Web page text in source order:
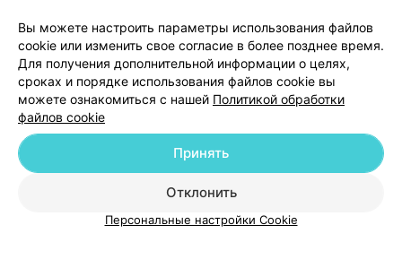
Добавить специалиста
О проекте Новости проекта
Размещение рекламы
Медицинский маркетинг
Публичный договор
Пользовательское соглашение
Способы оплаты
Вы можете настроить параметры использования файлов
cookie или изменить свое согласие в более позднее время.
Для получения дополнительной информации о целях,
сроках и порядке использования файлов cookie вы
можете ознакомиться с нашей Политикой обработки
файлов cookie
Отклонить
Принять
Персональные настройки Cookie